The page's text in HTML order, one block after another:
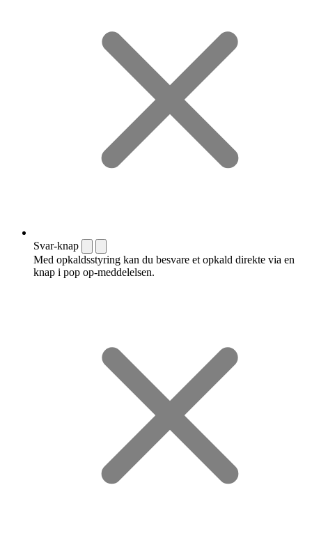
Svar-knap
Med opkaldsstyring kan du besvare et opkald direkte via en
knap i pop op-meddelelsen.